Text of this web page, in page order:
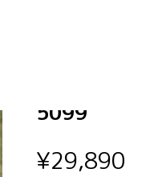
5099
¥29,890